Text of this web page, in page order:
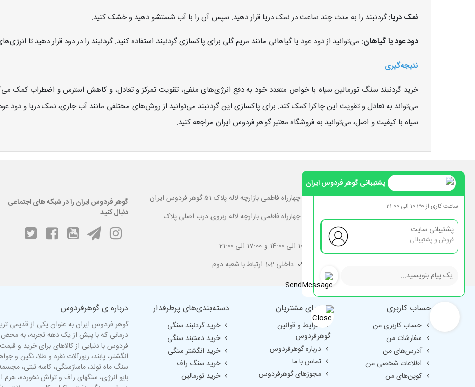
نمک دریا: گردنبند را به مدت چند ساعت در نمک دریا قرار دهید. سپس آن را با آب شستشو دهید و خشک کنید.
دود عود یا گیاهان: می‌توانید از دود عود یا گیاهانی مانند مریم گلی برای پاکسازی گردنبند استفاده کنید. گردنبند را در دود قرار دهید تا
نتیجه‌گیری
خرید گردنبند سنگ تورمالین سیاه با خواص متعدد خود به دفع انرژی‌های منفی، تقویت تمرکز و تعادل، و کاهش استرس و اضطراب
می‌تواند به تعادل و تقویت این چاکرا کمک کند. برای پاکسازی این گردنبند می‌توانید از روش‌های مختلفی مانند آب جاری، نمک دریا و دود
سیاه با کیفیت و اصل، می‌توانید به فروشگاه معتبر گوهر فردوس ایران مراجعه کنید.
ارتباط با گوهرفردوس
آدرس شعبه مرکز :تهران کارگر شمالی نرسیده به چهارراه فاطمی بازارچه لاله پلاک 51 گوهر فردوس ایران
آدرس شعبه دوم :تهران کارگر شمالی نرسیده به چهارراه فاطمی بازارچه لاله ربروی درب اصلی پلاک
127/10 گوهر فردوس ایران
ساعات پاسخگویی تلفنی و خرید حضوری :
09128483558 داخلی 102 ارتباط با شعبه دوم
گوهر فردوس ایران را در شبکه های اجتماعی
دنبال کنید
حساب کاربری
حساب کاربری من
سفارشات من
آدرس‌های من
اطلاعات شخصی من
کوپن‌های من
راهنمای مشتریان
شرایط و قوانین
گوهرفردوس
درباره گوهرفردوس
تماس با ما
مجوزهای گوهرفردوس
دسته‌بندی‌های پرطرفدار
خرید گردنبند سنگی
خرید دستبند سنگی
خرید انگشتر سنگی
خرید سنگ راف
خرید تورمالین
درباره ی گوهرفردوس
گوهر فردوس ایران به عنوان یکی از قدیمی
درمانی که با پیش از یک دهه تجربه، به
فردوس با دنیایی از کالاهای برای خرید و قیمت
انگشتر، پابند، زیورآلات نقره و طلا، نگین و
سنگ ماه تولد، ماساژسنگی، کاسه تبتی،
بایو انرژی، سنگهای راف و تراش نخورده، هرم
پشتیبانی گوهر فردوس ایران
ساعت کاری از 10:30 الی 21:00
پشتیبانی سایت
فروش و پشتیبانی